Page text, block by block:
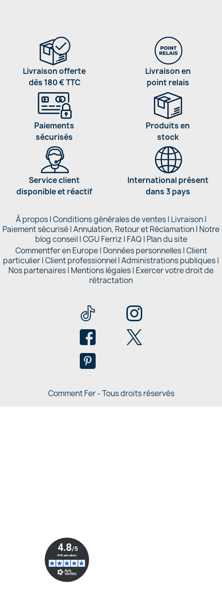
Livraison offerte
dès 180 € TTC
Livraison en
point relais
Paiements
sécurisés
Produits en
stock
Service client
disponible et réactif
International présent
dans 3 pays
À propos|Conditions générales de ventes| Livraison|
Paiement sécurisé|Annulation, Retour et Réclamation| Notre
blog conseil|CGU Ferriz | FAQ | Plan du site
Commentfer en Europe| Données personnelles|Client
particulier|Client professionnel|Administrations publiques|
Nos partenaires | Mentions légales| Exercer votre droit de
rétractation
Comment Fer - Tous droits réservés